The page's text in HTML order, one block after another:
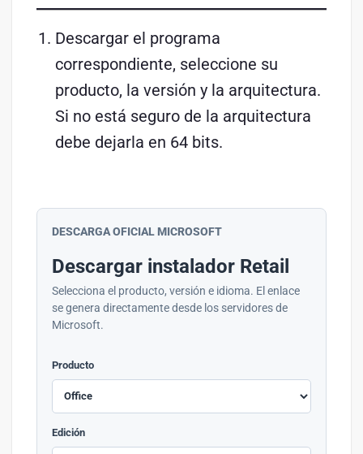
Descargar el programa
correspondiente, seleccione su
producto, la versión y la arquitectura.
Si no está seguro de la arquitectura
debe dejarla en 64 bits.
DESCARGA OFICIAL MICROSOFT
Descargar instalador Retail
Selecciona el producto, versión e idioma. El enlace
se genera directamente desde los servidores de
Microsoft.
Producto
Edición